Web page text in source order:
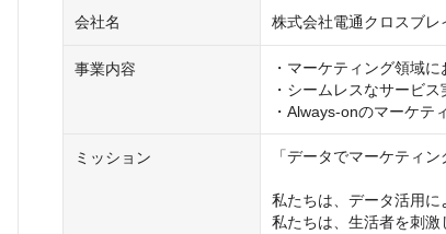
会社名 株式会社電通クロスブレ
事業内容
・マーケティング領域
・シームレスなサービ
ミッション 「データでマーケティ
私たちは、データ活用に
私たちは、生活者を刺